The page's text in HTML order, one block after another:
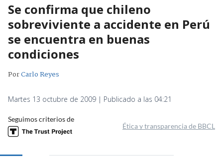
Se confirma que chileno
sobreviviente a accidente en Perú
se encuentra en buenas
condiciones
PorCarlo Reyes
Martes 13 octubre de 2009 | Publicado a las 04:21
Seguimos criterios de
Ética y transparencia de BBCL